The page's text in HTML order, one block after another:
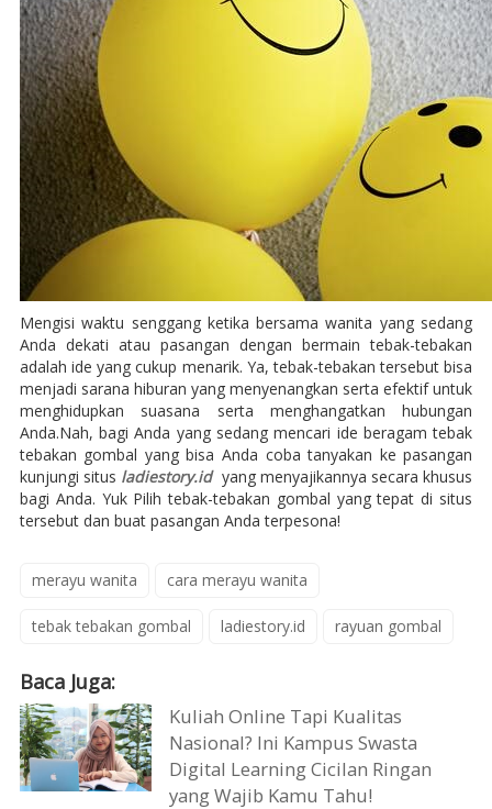
Mengisi waktu senggang ketika bersama wanita yang sedang
Anda dekati atau pasangan dengan bermain tebak-tebakan
adalah ide yang cukup menarik. Ya, tebak-tebakan tersebut bisa
menjadi sarana hiburan yang menyenangkan serta efektif untuk
menghidupkan suasana serta menghangatkan hubungan
Anda.Nah, bagi Anda yang sedang mencari ide beragam tebak
tebakan gombal yang bisa Anda coba tanyakan ke pasangan
kunjungi situs ladiestory.idyang menyajikannya secara khusus
bagi Anda. Yuk Pilih tebak-tebakan gombal yang tepat di situs
tersebut dan buat pasangan Anda terpesona!
merayu wanita cara merayu wanita
tebak tebakan gombal ladiestory.id rayuan gombal
Baca Juga:
Kuliah Online Tapi Kualitas
Nasional? Ini Kampus Swasta
Digital Learning Cicilan Ringan
yang Wajib Kamu Tahu!